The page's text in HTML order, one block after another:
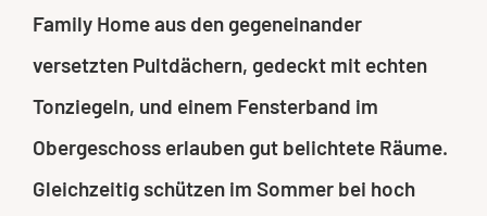
Family Home aus den gegeneinander
versetzten Pultdächern, gedeckt mit echten
Tonziegeln, und einem Fensterband im
Obergeschoss erlauben gut belichtete Räume.
Gleichzeitig schützen im Sommer bei hoch